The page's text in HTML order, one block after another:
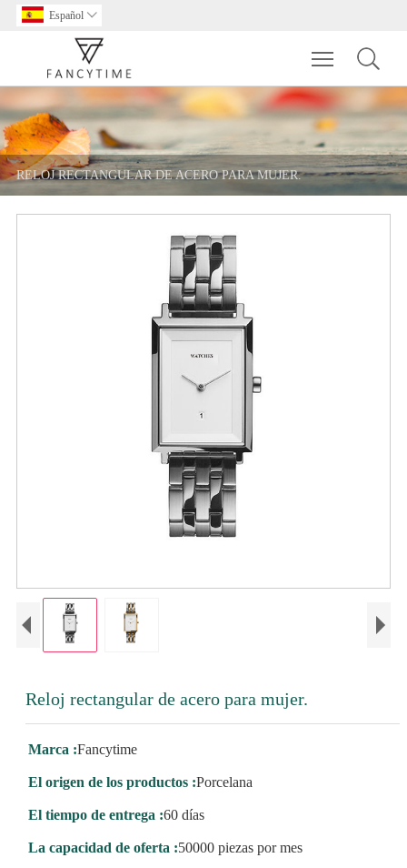
Español 
Toggle
RELOJ RECTANGULAR DE ACERO PARA MUJER.
Reloj rectangular de acero para mujer.
Marca :Fancytime
El origen de los productos :Porcelana
El tiempo de entrega :60 días
La capacidad de oferta :50000 piezas por mes